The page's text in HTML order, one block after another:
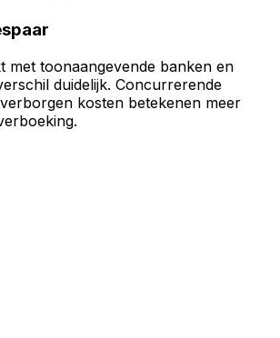
met toonaangevende banken en
duidelijk. Concurrerende
kosten betekenen meer